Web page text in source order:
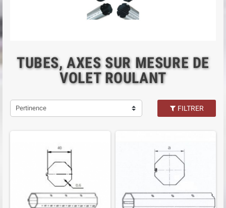
TUBES, AXES SUR MESURE DE
VOLET ROULANT
Pertinence FILTRER